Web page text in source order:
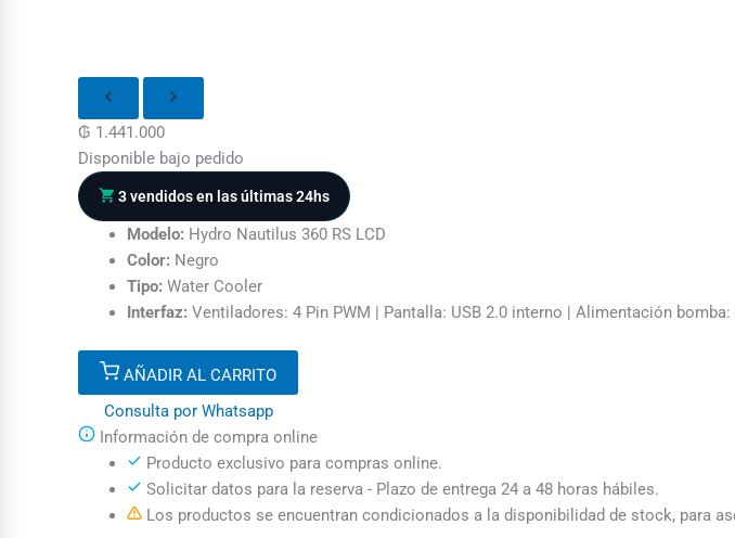
₲ 1.441.000
Disponible bajo pedido
3 vendidos en las últimas 24hs
Modelo: Hydro Nautilus 360 RS LCD
Color: Negro
Tipo: Water Cooler
Interfaz: Ventiladores: 4 Pin PWM | Pantalla: USB 2.0 interno | Alimentación bomba:
AÑADIR AL CARRITO
Consulta por Whatsapp
Información de compra online
Producto exclusivo para compras online.
Solicitar datos para la reserva - Plazo de entrega 24 a 48 horas hábiles.
Los productos se encuentran condicionados a la disponibilidad de stock, para